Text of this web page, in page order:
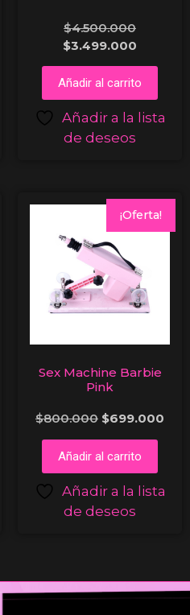
$4.500.000
$3.499.000
Añadir al carrito
Añadir a la lista
de deseos
¡Oferta!
Sex Machine Barbie
Pink
$800.000 $699.000
Añadir al carrito
Añadir a la lista
de deseos